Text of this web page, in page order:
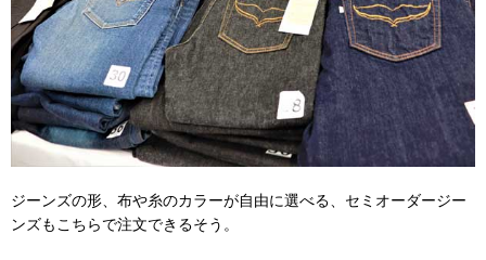
ジーンズの形、布や糸のカラーが自由に選べる、セミオーダージー
ンズもこちらで注文できるそう。